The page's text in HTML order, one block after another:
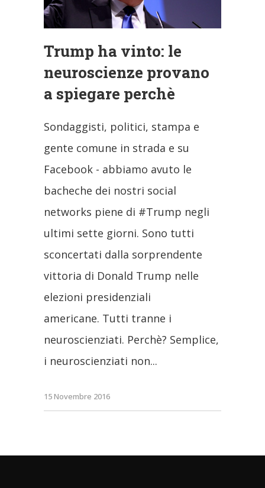
Trump ha vinto: le
neuroscienze provano
a spiegare perchè
Sondaggisti, politici, stampa e
gente comune in strada e su
Facebook - abbiamo avuto le
bacheche dei nostri social
networks piene di #Trump negli
ultimi sette giorni. Sono tutti
sconcertati dalla sorprendente
vittoria di Donald Trump nelle
elezioni presidenziali
americane. Tutti tranne i
neuroscienziati. Perchè? Semplice,
i neuroscienziati non
15 Novembre 2016